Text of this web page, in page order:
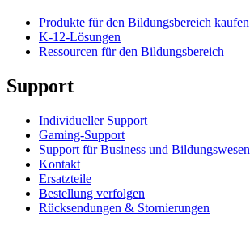
Produkte für den Bildungsbereich kaufen
K-12-Lösungen
Ressourcen für den Bildungsbereich
Support
Individueller Support
Gaming-Support
Support für Business und Bildungswesen
Kontakt
Ersatzteile
Bestellung verfolgen
Rücksendungen & Stornierungen